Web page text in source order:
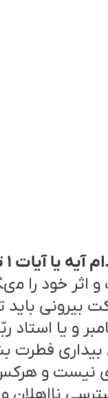
23 سوره عبس می فهميم؟
اثر خود را
بيرونى بايد
و يا استاد
بيدارى
نيست و